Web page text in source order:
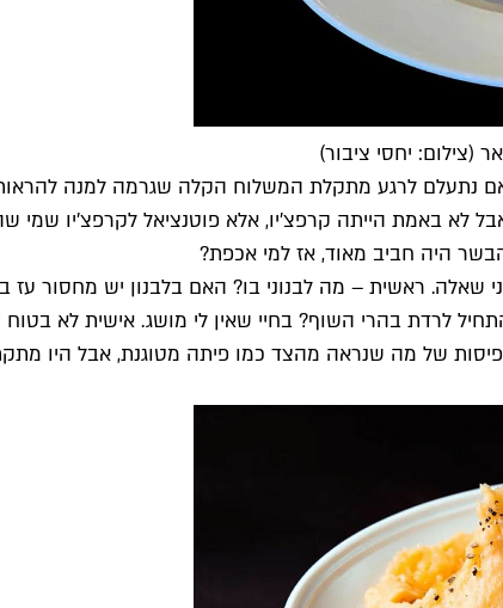
(צילום: יחסי ציבור)
נתעלם לרגע מתקלת המשלוח הקלה שגרמה למנה
לא באמת הייתה קרפצ'יו, אלא פוטנציאל לקרפצ'יו שמי
הבשר היה חביב מאוד, אז למי אכפת?
ראשית – מה לבנוני בו? האם בלבנון יש מחסור עז
לרדת בהרי השוף? בחיי שאין לי מושג. אישית לא בטוח
של מה שנראה מהצד כמו פיתה מטוגנת, אבל היו